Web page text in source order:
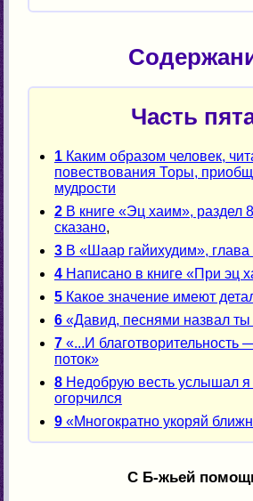
Часть
1Каким образом человек,
повествования Торы,
мудрости
2В книге «Эц хаим», раздел
сказано,
3В «Шаар гайихудим», глава
4Написано в книге «При эц
5Какое значение имеют
6«Давид, песнями назвал ты
7«...И благотворительность
поток»
8Недобрую весть услышал я
огорчился
9«Многократно укоряй
С Б-жьей